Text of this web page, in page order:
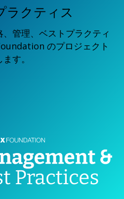
ラクティス
管理、ベストプラクティ
のプロジェクト
す。